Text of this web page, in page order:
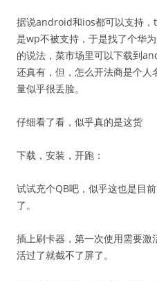
据说android和ios都可以支持
是wp不被支持，于是找了个华
的说法，菜市场里可以下载到
还真有，但，怎么开法商是个
量似乎很丢脸。
仔细看了看，似乎真的是这货
下载，安装，开跑：
试试充个QB吧，似乎这也是目
了。
插上刷卡器，第一次使用需要
活过了就截不了屏了。